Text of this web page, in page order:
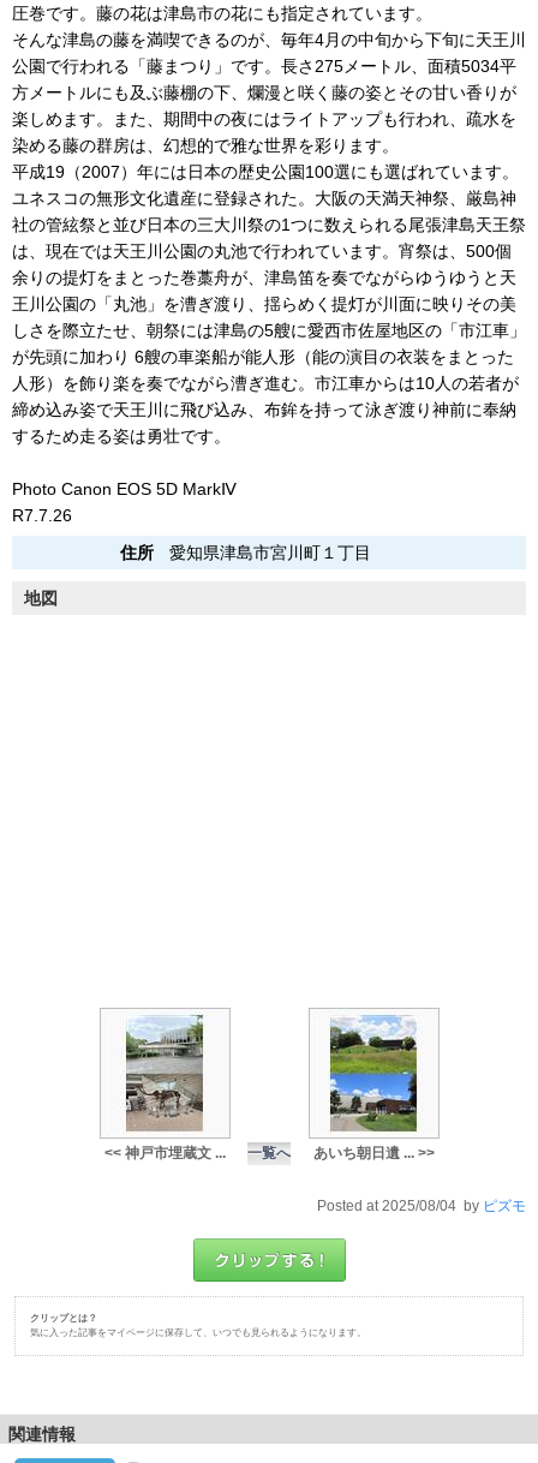
圧巻です。藤の花は津島市の花にも指定されています。
そんな津島の藤を満喫できるのが、毎年4月の中旬から下旬に天王川
公園で行われる「藤まつり」です。長さ275メートル、面積5034平
方メートルにも及ぶ藤棚の下、爛漫と咲く藤の姿とその甘い香りが
楽しめます。また、期間中の夜にはライトアップも行われ、疏水を
染める藤の群房は、幻想的で雅な世界を彩ります。
平成19（2007）年には日本の歴史公園100選にも選ばれています。
ユネスコの無形文化遺産に登録された。大阪の天満天神祭、厳島神
社の管絃祭と並び日本の三大川祭の1つに数えられる尾張津島天王祭
は、現在では天王川公園の丸池で行われています。宵祭は、500個
余りの提灯をまとった巻藁舟が、津島笛を奏でながらゆうゆうと天
王川公園の「丸池」を漕ぎ渡り、揺らめく提灯が川面に映りその美
しさを際立たせ、朝祭には津島の5艘に愛西市佐屋地区の「市江車」
が先頭に加わり 6艘の車楽船が能人形（能の演目の衣装をまとった
人形）を飾り楽を奏でながら漕ぎ進む。市江車からは10人の若者が
締め込み姿で天王川に飛び込み、布鉾を持って泳ぎ渡り神前に奉納
するため走る姿は勇壮です。
Photo Canon EOS 5D MarkⅣ
R7.7.26
住所
愛知県津島市宮川町１丁目
地図
<< 神戸市埋蔵文 ... 一覧へ あいち朝日遺 ... >>
Posted at 2025/08/04 by ピズモ
クリップとは？
気に入った記事をマイページに保存して、いつでも見られるようになります。
関連情報